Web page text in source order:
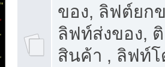
ของ, ลิฟต์ยก
ลิฟท์ส่งของ,
สินค้า , ลิฟท์